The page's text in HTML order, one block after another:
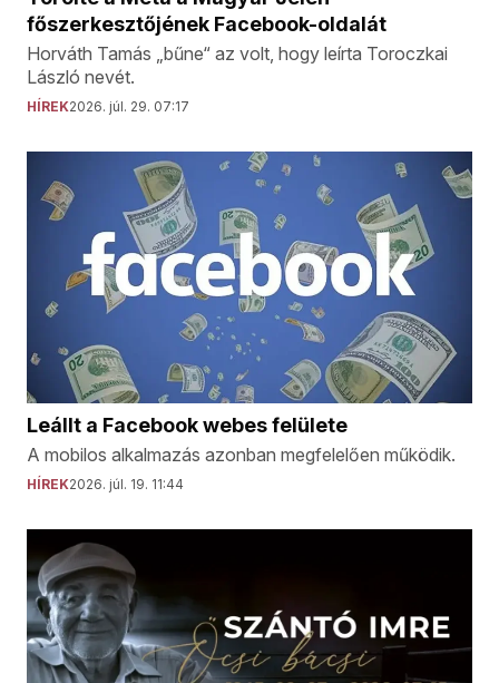
főszerkesztőjének Facebook-oldalát
Horváth Tamás „bűne“ az volt, hogy leírta Toroczkai
László nevét.
HÍREK2026. júl. 29. 07:17
Leállt a Facebook webes felülete
A mobilos alkalmazás azonban megfelelően működik.
HÍREK2026. júl. 19. 11:44